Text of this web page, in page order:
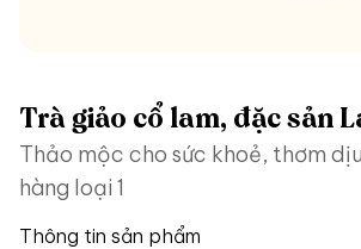
Trà giảo cổ lam, đặc sản
Thảo mộc cho sức khoẻ, thơm
hàng loại 1
Thông tin sản phẩm